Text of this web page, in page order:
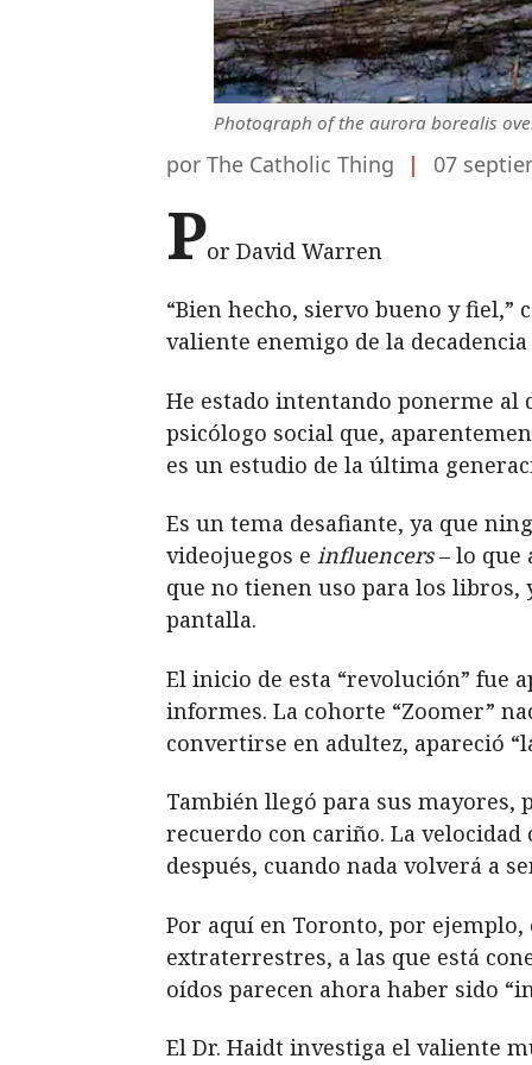
Photograph of the aurora borealis
por The Catholic Thing | 07
Por David Warren
“Bien hecho, siervo bueno y fiel,”
valiente enemigo de la
He estado intentando ponerme al
psicólogo social que,
es un estudio de la última
Es un tema desafiante, ya que
videojuegos e influencers– lo que
que no tienen uso para los
pantalla.
El inicio de esta “revolución” fue
informes. La cohorte “Zoomer”
convertirse en adultez, apareció
También llegó para sus
recuerdo con cariño. La
después, cuando nada volverá a
Por aquí en Toronto, por
extraterrestres, a las que está
oídos parecen ahora haber sido
El Dr. Haidt investiga el valiente